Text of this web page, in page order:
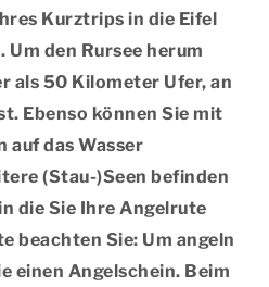
Kurztrips in die Eifel
Um den Rursee herum
als 50 Kilometer Ufer, an
Ebenso können Sie mit
auf das Wasser
(Stau-)Seen befinden
die Sie Ihre Angelrute
beachten Sie: Um angeln
einen Angelschein. Beim